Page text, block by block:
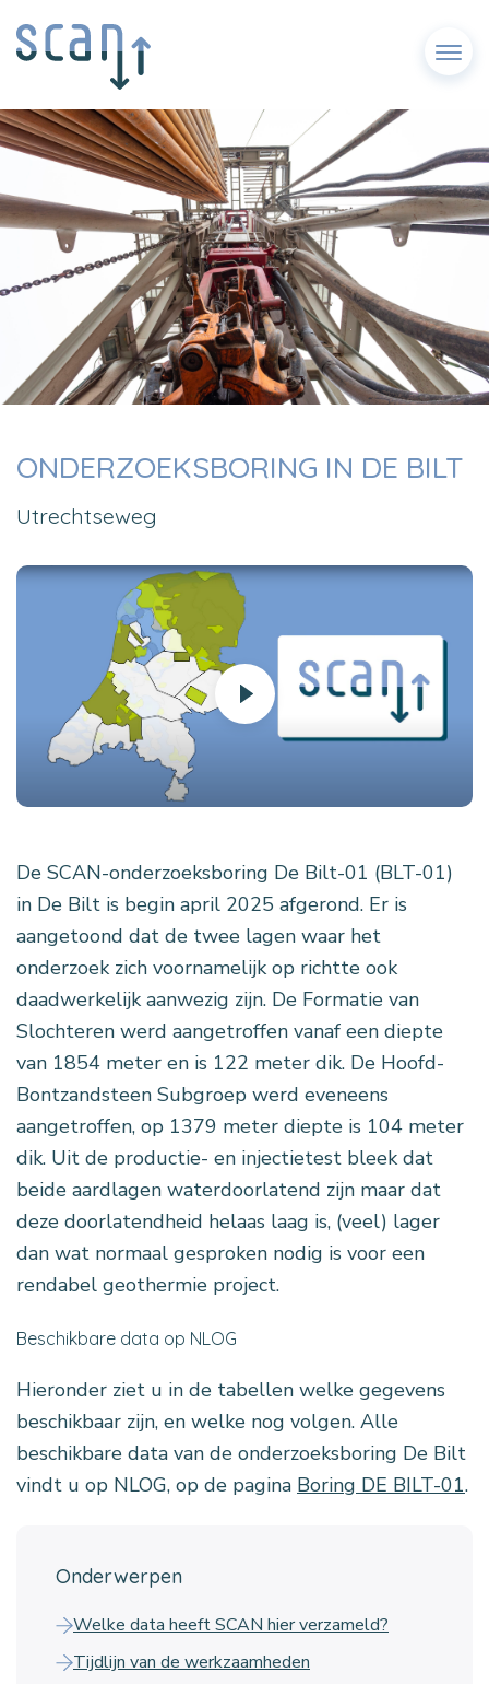
Menu
ONDERZOEKSBORING IN DE BILT
Utrechtseweg
De SCAN-onderzoeksboring De Bilt-01 (BLT-01)
in De Bilt is begin april 2025 afgerond. Er is
aangetoond dat de twee lagen waar het
onderzoek zich voornamelijk op richtte ook
daadwerkelijk aanwezig zijn. De Formatie van
Slochteren werd aangetroffen vanaf een diepte
van 1854 meter en is 122 meter dik. De Hoofd-
Bontzandsteen Subgroep werd eveneens
aangetroffen, op 1379 meter diepte is 104 meter
dik. Uit de productie- en injectietest bleek dat
beide aardlagen waterdoorlatend zijn maar dat
deze doorlatendheid helaas laag is, (veel) lager
dan wat normaal gesproken nodig is voor een
rendabel geothermie project.
Beschikbare data op NLOG
Hieronder ziet u in de tabellen welke gegevens
beschikbaar zijn, en welke nog volgen. Alle
beschikbare data van de onderzoeksboring De Bilt
vindt u op NLOG, op de pagina Boring DE BILT-01.
Onderwerpen
Welke data heeft SCAN hier verzameld?
Tijdlijn van de werkzaamheden